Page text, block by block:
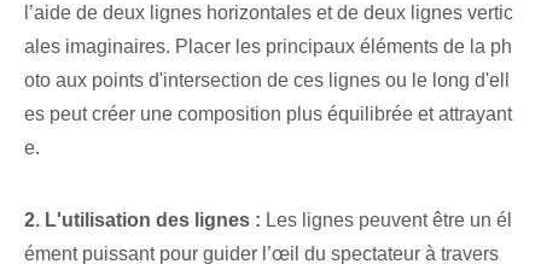
l’aide de deux lignes horizontales et de deux lignes vertic
ales imaginaires. Placer les principaux éléments de la ph
oto aux points d'intersection de ces lignes ou le long d'ell
es peut créer une composition plus équilibrée et attrayant
e.
2. L'utilisation des lignes : Les lignes peuvent être un él
ément puissant pour guider l’œil du spectateur à travers